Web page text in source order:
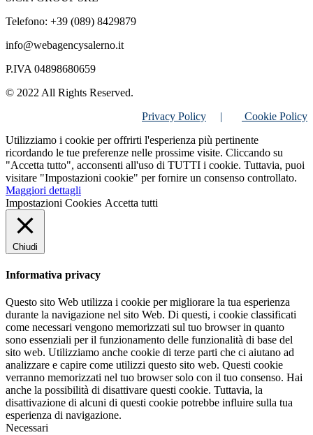
Telefono: +39 (089) 8429879
info@webagencysalerno.it
P.IVA 04898680659
© 2022 All Rights Reserved.
Privacy Policy |
Cookie Policy
Utilizziamo i cookie per offrirti l'esperienza più pertinente
ricordando le tue preferenze nelle prossime visite. Cliccando su
"Accetta tutto", acconsenti all'uso di TUTTI i cookie. Tuttavia, puoi
visitare "Impostazioni cookie" per fornire un consenso controllato.
Maggiori dettagli
Impostazioni Cookies Accetta tutti
Chiudi
Informativa privacy
Questo sito Web utilizza i cookie per migliorare la tua esperienza
durante la navigazione nel sito Web. Di questi, i cookie classificati
come necessari vengono memorizzati sul tuo browser in quanto
sono essenziali per il funzionamento delle funzionalità di base del
sito web. Utilizziamo anche cookie di terze parti che ci aiutano ad
analizzare e capire come utilizzi questo sito web. Questi cookie
verranno memorizzati nel tuo browser solo con il tuo consenso. Hai
anche la possibilità di disattivare questi cookie. Tuttavia, la
disattivazione di alcuni di questi cookie potrebbe influire sulla tua
esperienza di navigazione.
Necessari